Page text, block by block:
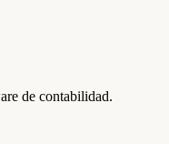
de contabilidad.